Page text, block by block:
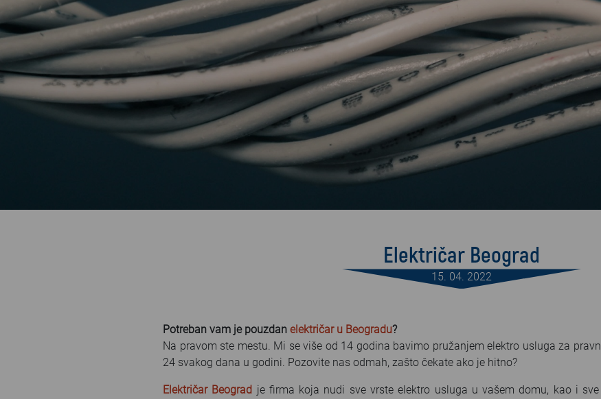
Električar Beograd
15. 04. 2022
Potreban vam je pouzdan električar u Beogradu?
Na pravom ste mestu. Mi se više od 14 godina bavimo pružanjem elektro usluga za
24 svakog dana u godini. Pozovite nas odmah, zašto čekate ako je hitno?
Električar Beograd je firma koja nudi sve vrste elektro usluga u vašem domu, kao i